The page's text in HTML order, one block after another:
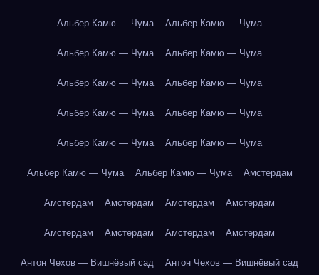
Альбер Камю — Чума Альбер Камю — Чума
Альбер Камю — Чума Альбер Камю — Чума
Альбер Камю — Чума Альбер Камю — Чума
Альбер Камю — Чума Альбер Камю — Чума
Альбер Камю — Чума Альбер Камю — Чума
Альбер Камю — Чума Альбер Камю — Чума Амстердам
Амстердам Амстердам Амстердам Амстердам
Амстердам Амстердам Амстердам Амстердам
Антон Чехов — Вишнёвый сад Антон Чехов — Вишнёвый сад